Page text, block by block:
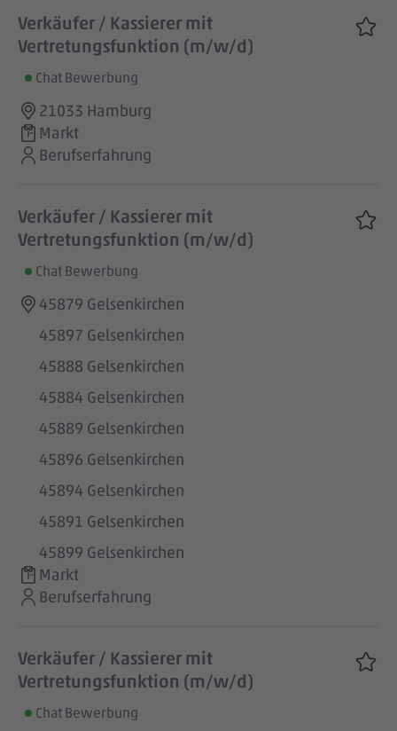
Verkäufer / Kassierer mit
Vertretungsfunktion (m/w/d)
Chat Bewerbung
21033 Hamburg
Markt
Berufserfahrung
Verkäufer / Kassierer mit
Vertretungsfunktion (m/w/d)
Chat Bewerbung
45879 Gelsenkirchen
45897 Gelsenkirchen
45888 Gelsenkirchen
45884 Gelsenkirchen
45889 Gelsenkirchen
45896 Gelsenkirchen
45894 Gelsenkirchen
45891 Gelsenkirchen
45899 Gelsenkirchen
Markt
Berufserfahrung
Verkäufer / Kassierer mit
Vertretungsfunktion (m/w/d)
Chat Bewerbung